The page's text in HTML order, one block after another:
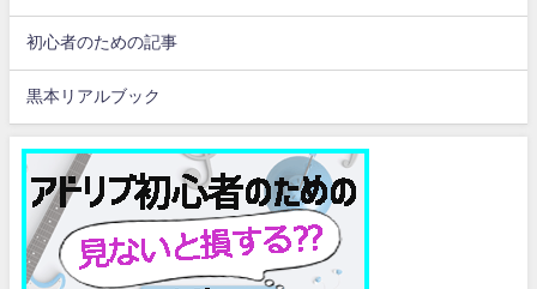
初心者のための記事
黒本リアルブック